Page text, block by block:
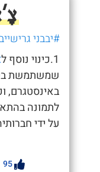
#יבבני
1.כינוי נוסף ל
שמשתמשת
באינסטגרם,
לתמונה
על ידי
95